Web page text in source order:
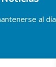
al